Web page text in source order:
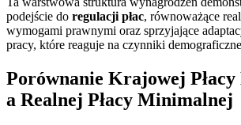
podejście do regulacji płac, równoważące
wymogami prawnymi oraz sprzyjające
pracy, które reaguje na czynniki
Porównanie Krajowej
a Realnej Płacy Minimalnej